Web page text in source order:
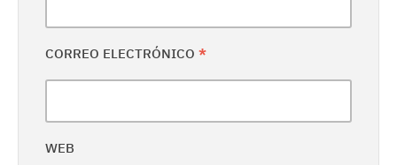
CORREO ELECTRÓNICO *
WEB